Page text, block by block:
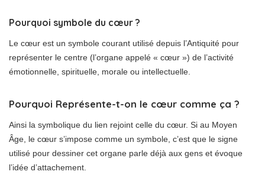
Pourquoi symbole du cœur ?
Le cœur est un symbole courant utilisé depuis l’Antiquité pour
représenter le centre (l’organe appelé « cœur ») de l’activité
émotionnelle, spirituelle, morale ou intellectuelle.
Pourquoi Représente-t-on le cœur comme ça ?
Ainsi la symbolique du lien rejoint celle du cœur. Si au Moyen
Âge, le cœur s’impose comme un symbole, c’est que le signe
utilisé pour dessiner cet organe parle déjà aux gens et évoque
l’idée d’attachement.